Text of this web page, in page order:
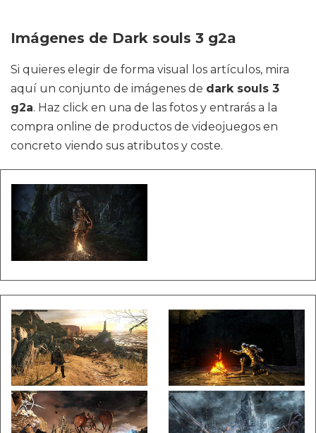
Imágenes de Dark souls 3 g2a
Si quieres elegir de forma visual los artículos, mira
aquí un conjunto de imágenes de dark souls 3
g2a. Haz click en una de las fotos y entrarás a la
compra online de productos de videojuegos en
concreto viendo sus atributos y coste.